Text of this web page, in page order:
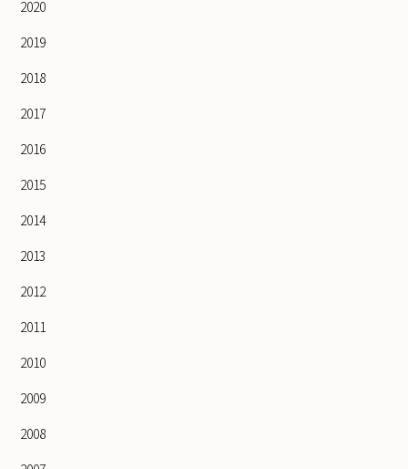
2020
2019
2018
2017
2016
2015
2014
2013
2012
2011
2010
2009
2008